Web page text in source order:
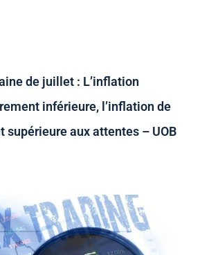
de juillet : L’inflation
inférieure, l’inflation de
supérieure aux attentes – UOB